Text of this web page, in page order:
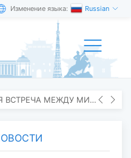
Изменение языка: Russian
ПРОШЛА КОНСУЛЬТАТИВНАЯ ВСТРЕЧА МЕЖДУ МИД МОНГОЛИИ И ЯПОНИИ